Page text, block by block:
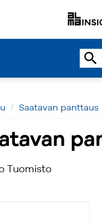
search
Saatavan panttaus
Tuomisto